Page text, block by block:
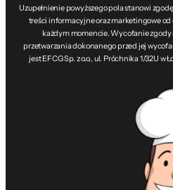
Uzupełnienie powyższego pola stanowi
treści informacyjne oraz marketingowe
każdym momencie. Wycofanie zgody
przetwarzania dokonanego przed jej
jest EFCG Sp. z o.o., ul. Próchnika 1/32U w